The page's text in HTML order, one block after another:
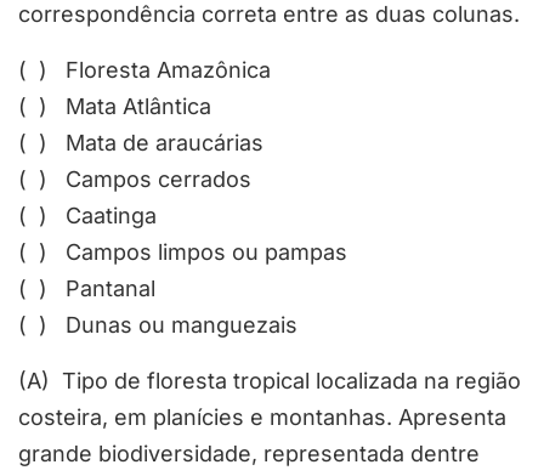
correspondência correta entre as duas colunas.
( ) Floresta Amazônica
( ) Mata Atlântica
( ) Mata de araucárias
( ) Campos cerrados
( ) Caatinga
( ) Campos limpos ou pampas
( ) Pantanal
( ) Dunas ou manguezais
(A) Tipo de floresta tropical localizada na região
costeira, em planícies e montanhas. Apresenta
grande biodiversidade, representada dentre